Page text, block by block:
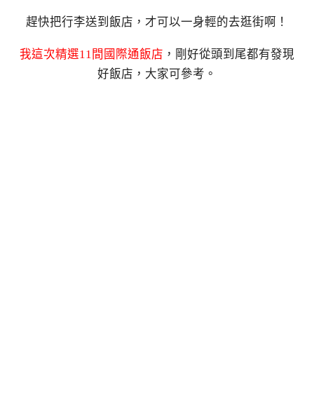
趕快把行李送到飯店，才可以一身輕的去逛街啊！
我這次精選11間國際通飯店 ，剛好從頭到尾都有發現
好飯店，大家可參考。